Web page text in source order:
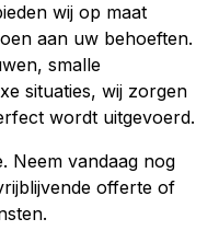
wij op maat
aan uw behoeften.
smalle
situaties, wij zorgen
wordt uitgevoerd.
Neem vandaag nog
offerte of